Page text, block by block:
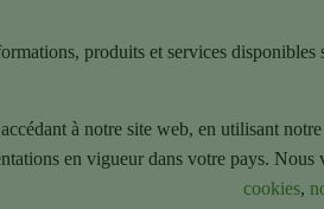
produits et services disponibles
à notre site web, en utilisant
en vigueur dans votre pays.
cookies,